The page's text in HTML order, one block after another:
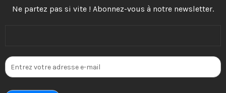
Ne partez pas si vite ! Abonnez-vous à notre newsletter.